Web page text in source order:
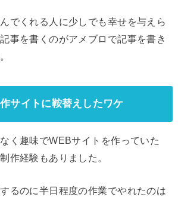
でくれる人に少しでも幸せを与えら
事を書くのがアメブロで記事を書き
サイトに鞍替えしたワケ
く趣味でWEBサイトを作っていた
作経験もありました。
るのに半日程度の作業でやれたのは